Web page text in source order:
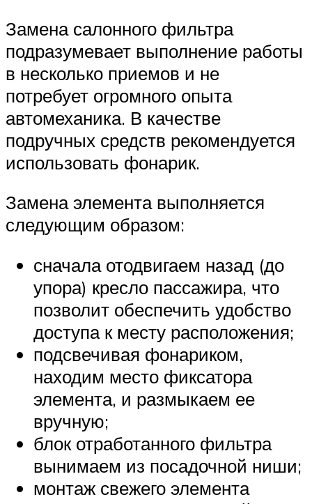
Замена салонного фильтра
подразумевает выполнение работы
в несколько приемов и не
потребует огромного опыта
автомеханика. В качестве
подручных средств рекомендуется
использовать фонарик.
Замена элемента выполняется
следующим образом:
сначала отодвигаем назад (до
упора) кресло пассажира, что
позволит обеспечить удобство
доступа к месту расположения;
подсвечивая фонариком,
находим место фиксатора
элемента, и размыкаем ее
вручную;
блок отработанного фильтра
вынимаем из посадочной ниши;
монтаж свежего элемента